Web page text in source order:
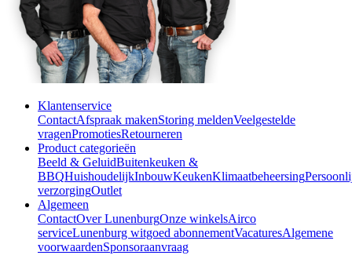
Klantenservice
ContactAfspraak makenStoring meldenVeelgestelde
vragenPromotiesRetourneren
Product categorieën
Beeld & GeluidBuitenkeuken &
BBQHuishoudelijkInbouwKeukenKlimaatbeheersing
verzorgingOutlet
Algemeen
ContactOver LunenburgOnze winkelsAirco
serviceLunenburg witgoed abonnementVacaturesAlgemene
voorwaardenSponsoraanvraag